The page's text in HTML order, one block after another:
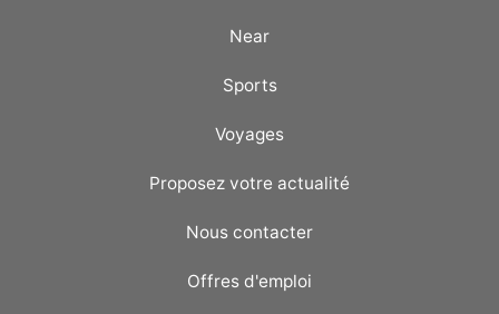
Near
Sports
Voyages
Proposez votre actualité
Nous contacter
Offres d'emploi